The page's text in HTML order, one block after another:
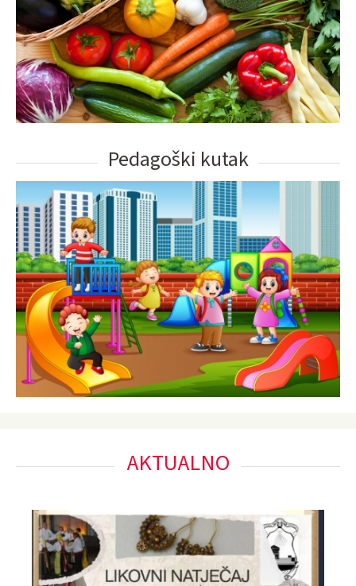
Pedagoški kutak
AKTUALNO